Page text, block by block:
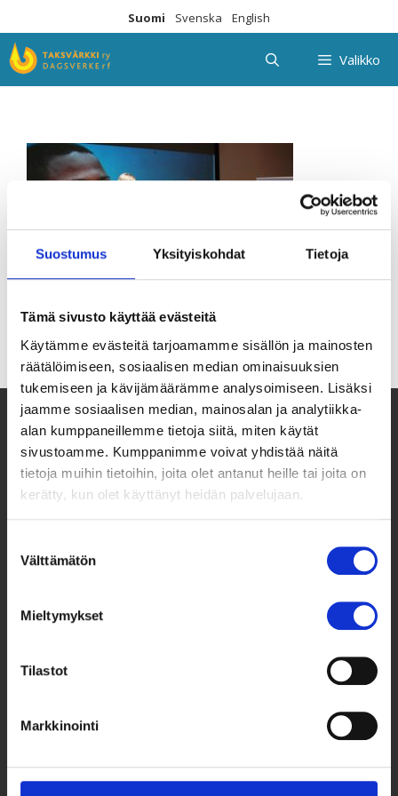
Suostumus Yksityiskohdat Tietoja
Tämä sivusto käyttää evästeitä
Käytämme evästeitä tarjoamamme sisällön ja mainosten
räätälöimiseen, sosiaalisen median ominaisuuksien
tukemiseen ja kävijämäärämme analysoimiseen. Lisäksi
jaamme sosiaalisen median, mainosalan ja analytiikka-
alan kumppaneillemme tietoja siitä, miten käytät
sivustoamme. Kumppanimme voivat yhdistää näitä
tietoja muihin tietoihin, joita olet antanut heille tai joita on
kerätty, kun olet käyttänyt heidän palvelujaan.
valinta
Välttämätön
Mieltymykset
Tilastot
Markkinointi
sisältöön
Suomi Svenska English
Valikko
Siltasaarenkatu 4, 7. krs,
00530 Helsinki
taksvarkki@taksvarkki.fi